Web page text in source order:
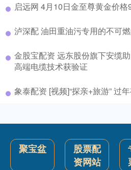
启远网 4月10日金至尊黄金价格
泸深配 油田重油污专用的不可
金股宝配资 远东股份旗下安缆
高端电缆技术获验证
象泰配资 [视频]“探亲+旅游” 过
聚宝盆
股票配
资网站